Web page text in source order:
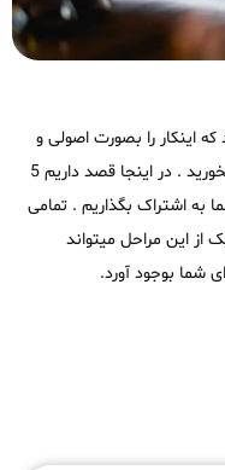
اینکار را بصورت اصولی و
قانونی انجام دهید که در آینده به مشکل بر نخورید . در اینجا قصد داریم 5
به اشتراک بگذاریم . تمامی
از این مراحل میتواند
شما بوجود آورد.